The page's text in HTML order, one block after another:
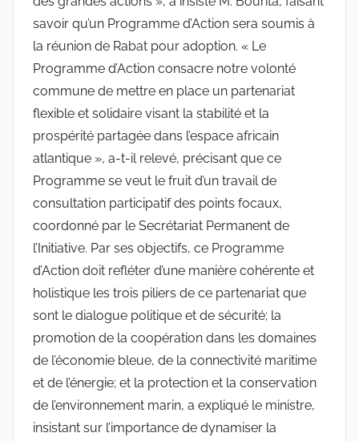
savoir qu’un Programme d’Action sera soumis à
la réunion de Rabat pour adoption. « Le
Programme d’Action consacre notre volonté
commune de mettre en place un partenariat
flexible et solidaire visant la stabilité et la
prospérité partagée dans l’espace africain
atlantique », a-t-il relevé, précisant que ce
Programme se veut le fruit d’un travail de
consultation participatif des points focaux,
coordonné par le Secrétariat Permanent de
l’Initiative. Par ses objectifs, ce Programme
d’Action doit refléter d’une manière cohérente et
holistique les trois piliers de ce partenariat que
sont le dialogue politique et de sécurité; la
promotion de la coopération dans les domaines
de l’économie bleue, de la connectivité maritime
et de l’énergie; et la protection et la conservation
de l’environnement marin, a expliqué le ministre,
insistant sur l’importance de dynamiser la